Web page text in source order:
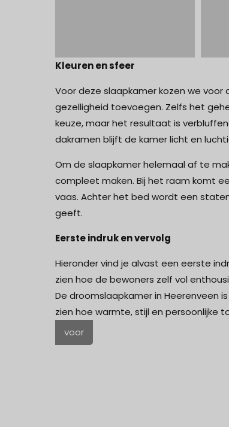
Kleuren en sfeer
Voor deze slaapkamer kozen we
gezelligheid toevoegen. Zelfs het
keuze, maar het resultaat is
dakramen blijft de kamer licht en
Om de slaapkamer helemaal af te
compleet maken. Bij het raam komt
vaas. Achter het bed wordt een
geeft.
Eerste indruk en vervolg
Hieronder vind je alvast een eerste
zien hoe de bewoners zelf vol
De droomslaapkamer in Heerenveen
zien hoe warmte, stijl en persoonlijke
voor